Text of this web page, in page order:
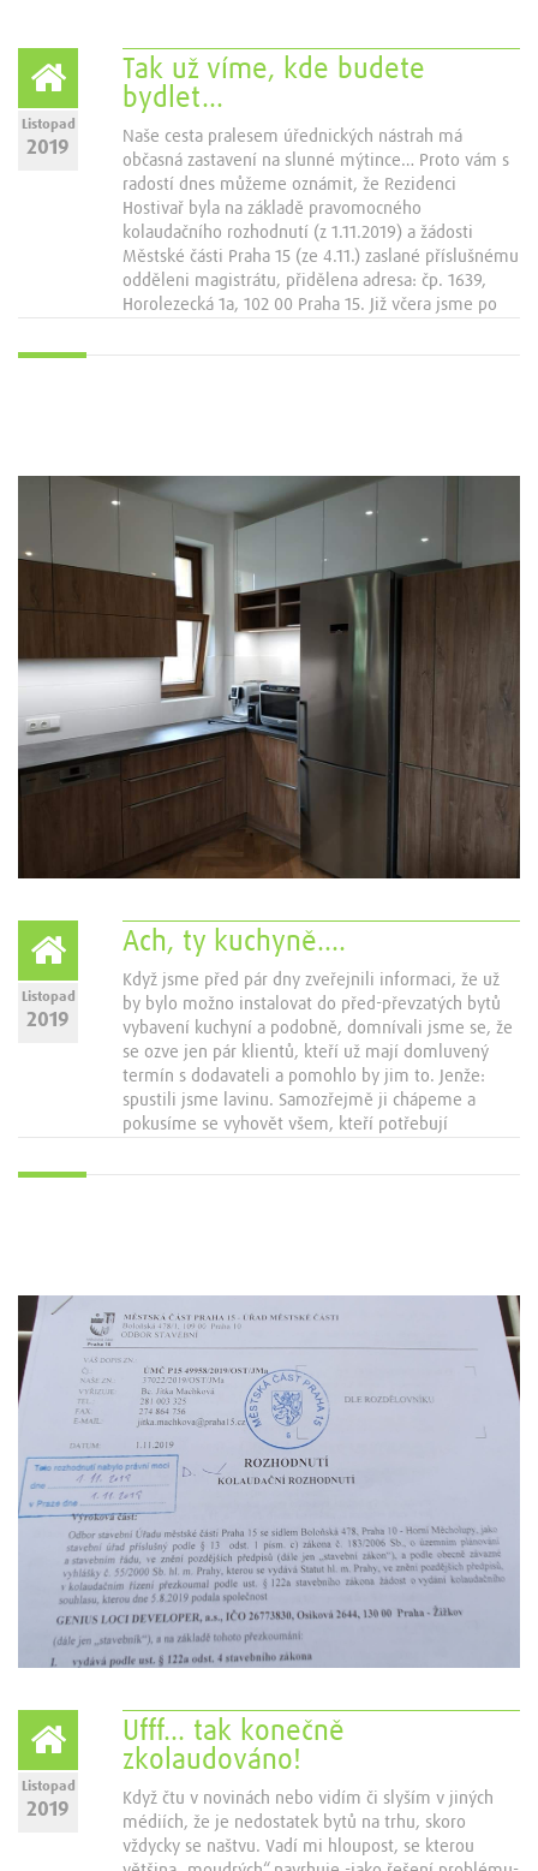
Listopad
2019
Tak už víme, kde budete
bydlet…
Naše cesta pralesem úřednických nástrah má
občasná zastavení na slunné mýtince… Proto vám s
radostí dnes můžeme oznámit, že Rezidenci
Hostivař byla na základě pravomocného
kolaudačního rozhodnutí (z 1.11.2019) a žádosti
Městské části Praha 15 (ze 4.11.) zaslané příslušnému
odděleni magistrátu, přidělena adresa: čp. 1639,
Horolezecká 1a, 102 00 Praha 15. Již včera jsme po
Listopad
2019
Ach, ty kuchyně….
Když jsme před pár dny zveřejnili informaci, že už
by bylo možno instalovat do před-převzatých bytů
vybavení kuchyní a podobně, domnívali jsme se, že
se ozve jen pár klientů, kteří už mají domluvený
termín s dodavateli a pomohlo by jim to. Jenže:
spustili jsme lavinu. Samozřejmě ji chápeme a
pokusíme se vyhovět všem, kteří potřebují
Listopad
2019
Ufff… tak konečně
zkolaudováno!
Když čtu v novinách nebo vidím či slyším v jiných
médiích, že je nedostatek bytů na trhu, skoro
vždycky se naštvu. Vadí mi hloupost, se kterou